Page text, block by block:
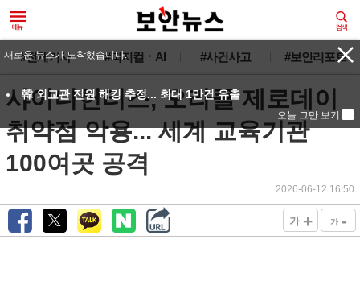
#전체기사 #피지컬ㆍAI #사건사고 #보안리포트
샤이니헌터스, 오라클 제로데이
취약점 악용... 세계 교육기관
100여곳 공격
2026-06-12 16:50
가 + 가 -
새로운 뉴스가 도착했습니다.
韓 외교관 전원 해킹 추정... 최대 1만건 유출
오늘 그만 보기